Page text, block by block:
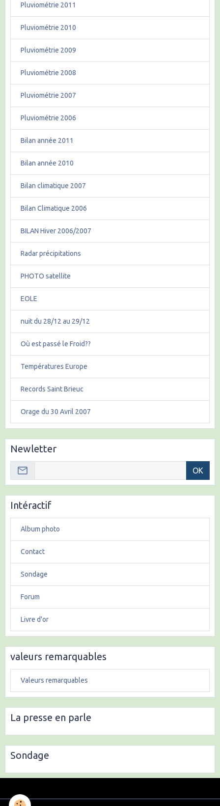
Pluviométrie 2011
Pluviométrie 2010
Pluviométrie 2009
Pluviométrie 2008
Pluviométrie 2007
Pluviométrie 2006
Bilan année 2011
Bilan année 2010
Bilan climatique 2007
Bilan Climatique 2006
BILAN Hiver 2006/2007
Radar précipitations
PHOTO satellite
EOLE
nuit du 28/12 au 29/12
Où est passé le Froid??
Températures Europe
Records Saint Brieuc
Orage du 30 Avril 2007
Newletter
OK
Intéractif
Album photo
Contact
Sondage
Forum
Livre d'or
valeurs remarquables
Valeurs remarquables
La presse en parle
Sondage